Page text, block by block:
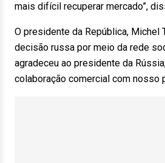
mais difícil recuperar mercado”,
O presidente da República, Michel
decisão russa por meio da rede
agradeceu ao presidente da
colaboração comercial com nosso